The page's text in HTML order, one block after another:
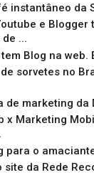
instantâneo da
e Blogger
...
Blog na web.
sorvetes no
de marketing da
x Marketing
para o
site da Rede